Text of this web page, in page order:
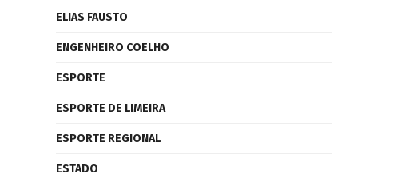
ELIAS FAUSTO
ENGENHEIRO COELHO
ESPORTE
ESPORTE DE LIMEIRA
ESPORTE REGIONAL
ESTADO